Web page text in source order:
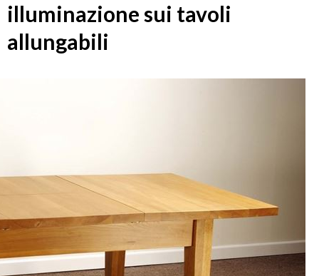
illuminazione sui tavoli
allungabili